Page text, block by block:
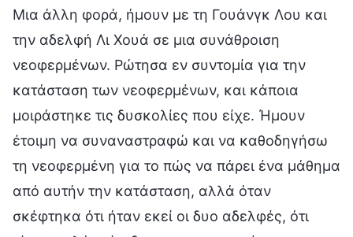
Μια άλλη φορά, ήμουν με τη Γουάνγκ Λου και
την αδελφή Λι Χουά σε μια συνάθροιση
νεοφερμένων. Ρώτησα εν συντομία για την
κατάσταση των νεοφερμένων, και κάποια
μοιράστηκε τις δυσκολίες που είχε. Ήμουν
έτοιμη να συναναστραφώ και να καθοδηγήσω
τη νεοφερμένη για το πώς να πάρει ένα μάθημα
από αυτήν την κατάσταση, αλλά όταν
σκέφτηκα ότι ήταν εκεί οι δυο αδελφές, ότι